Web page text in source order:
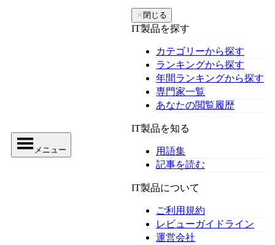
メニュー
✕ 閉じる
IT製品を探す
カテゴリーから探す
ランキングから探す
年間ランキングから探す
専門家一覧
あなたの閲覧履歴
IT製品を知る
用語集
記事を読む
IT製品について
ご利用規約
レビューガイドライン
運営会社